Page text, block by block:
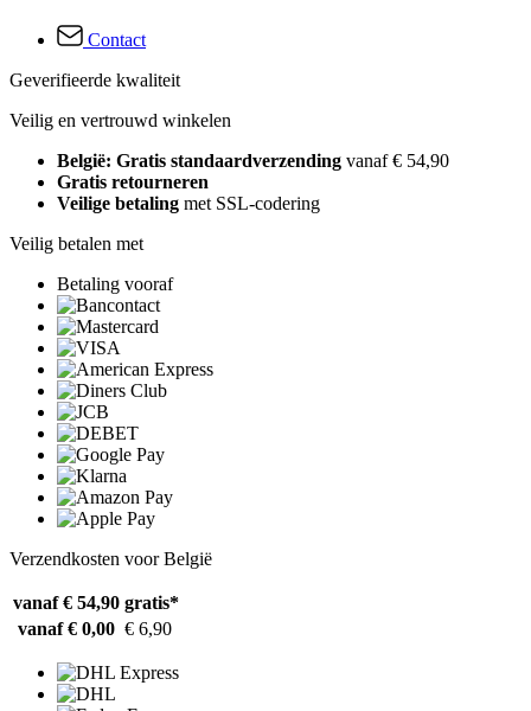
Contact
Geverifieerde kwaliteit
Veilig en vertrouwd winkelen
België: Gratis standaardverzending vanaf € 54,90
Gratis retourneren
Veilige betaling met SSL-codering
Veilig betalen met
Betaling vooraf
Verzendkosten voor België
vanaf € 54,90 gratis*
vanaf € 0,00 € 6,90